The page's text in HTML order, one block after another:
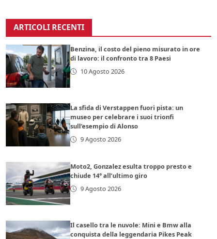
ARTICOLI RECENTI
Benzina, il costo del pieno misurato in ore
di lavoro: il confronto tra 8 Paesi
10 Agosto 2026
La sfida di Verstappen fuori pista: un
museo per celebrare i suoi trionfi
sull’esempio di Alonso
9 Agosto 2026
Moto2, Gonzalez esulta troppo presto e
chiude 14° all’ultimo giro
9 Agosto 2026
Il casello tra le nuvole: Mini e Bmw alla
conquista della leggendaria Pikes Peak